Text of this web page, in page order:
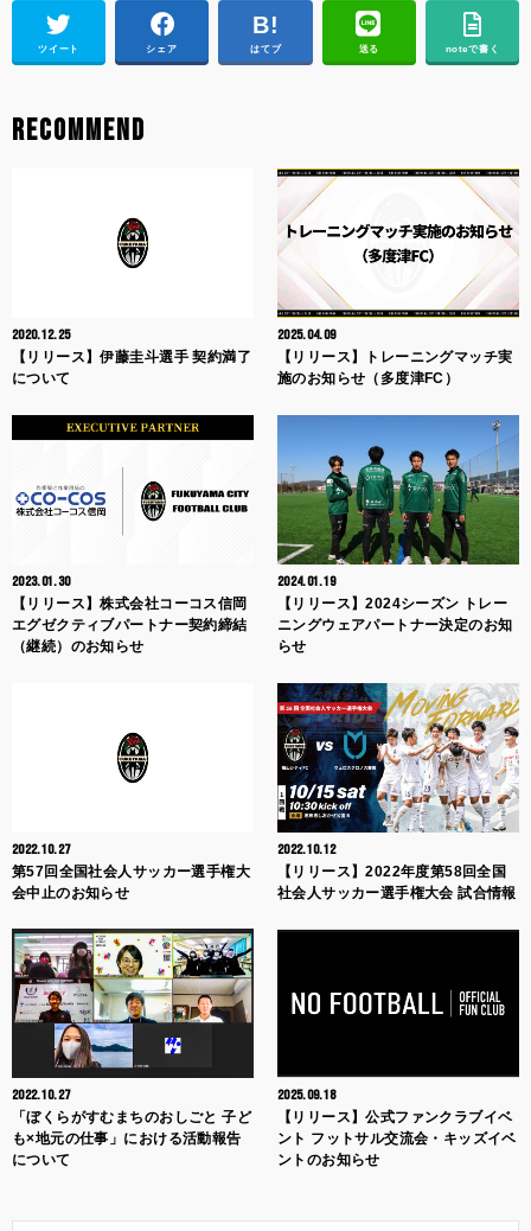
ツイート シェア はてブ 送る noteで書く
RECOMMEND
2020.12.25
【リリース】伊藤圭斗選手 契約満了
について
2025.04.09
【リリース】トレーニングマッチ実
施のお知らせ（多度津FC）
2023.01.30
【リリース】株式会社コーコス信岡
エグゼクティブパートナー契約締結
（継続）のお知らせ
2024.01.19
【リリース】2024シーズン トレー
ニングウェアパートナー決定のお知
らせ
2022.10.27
第57回全国社会人サッカー選手権大
会中止のお知らせ
2022.10.12
【リリース】2022年度第58回全国
社会人サッカー選手権大会 試合情報
2022.10.27
「ぼくらがすむまちのおしごと 子ど
も×地元の仕事」における活動報告
について
2025.09.18
【リリース】公式ファンクラブイベ
ント フットサル交流会・キッズイベ
ントのお知らせ